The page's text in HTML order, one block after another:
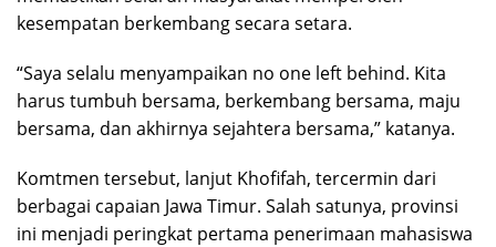
kesempatan berkembang secara setara.
“Saya selalu menyampaikan no one left behind. Kita
harus tumbuh bersama, berkembang bersama, maju
bersama, dan akhirnya sejahtera bersama,” katanya.
Komtmen tersebut, lanjut Khofifah, tercermin dari
berbagai capaian Jawa Timur. Salah satunya, provinsi
ini menjadi peringkat pertama penerimaan mahasiswa